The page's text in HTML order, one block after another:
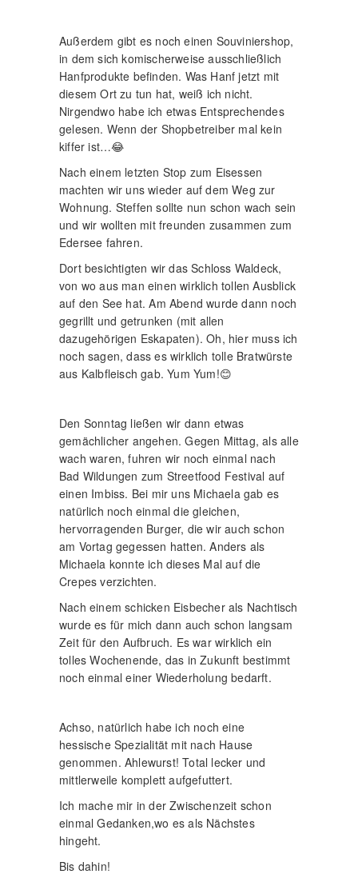
Außerdem gibt es noch einen Souviniershop,
in dem sich komischerweise ausschließlich
Hanfprodukte befinden. Was Hanf jetzt mit
diesem Ort zu tun hat, weiß ich nicht.
Nirgendwo habe ich etwas Entsprechendes
gelesen. Wenn der Shopbetreiber mal kein
kiffer ist…😂
Nach einem letzten Stop zum Eisessen
machten wir uns wieder auf dem Weg zur
Wohnung. Steffen sollte nun schon wach sein
und wir wollten mit freunden zusammen zum
Edersee fahren.
Dort besichtigten wir das Schloss Waldeck,
von wo aus man einen wirklich tollen Ausblick
auf den See hat. Am Abend wurde dann noch
gegrillt und getrunken (mit allen
dazugehörigen Eskapaten). Oh, hier muss ich
noch sagen, dass es wirklich tolle Bratwürste
aus Kalbfleisch gab. Yum Yum!😊
Den Sonntag ließen wir dann etwas
gemächlicher angehen. Gegen Mittag, als alle
wach waren, fuhren wir noch einmal nach
Bad Wildungen zum Streetfood Festival auf
einen Imbiss. Bei mir uns Michaela gab es
natürlich noch einmal die gleichen,
hervorragenden Burger, die wir auch schon
am Vortag gegessen hatten. Anders als
Michaela konnte ich dieses Mal auf die
Crepes verzichten.
Nach einem schicken Eisbecher als Nachtisch
wurde es für mich dann auch schon langsam
Zeit für den Aufbruch. Es war wirklich ein
tolles Wochenende, das in Zukunft bestimmt
noch einmal einer Wiederholung bedarft.
Achso, natürlich habe ich noch eine
hessische Spezialität mit nach Hause
genommen. Ahlewurst! Total lecker und
mittlerweile komplett aufgefuttert.
Ich mache mir in der Zwischenzeit schon
einmal Gedanken,wo es als Nächstes
hingeht.
Bis dahin!